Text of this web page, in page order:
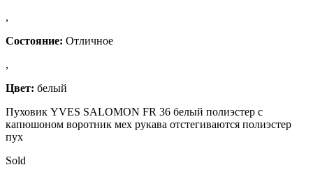
,
Состояние: Отличное
,
Цвет: белый
Пуховик YVES SALOMON FR 36 белый полиэстер с
капюшоном воротник мех рукава отстегиваются полиэстер
пух
Sold